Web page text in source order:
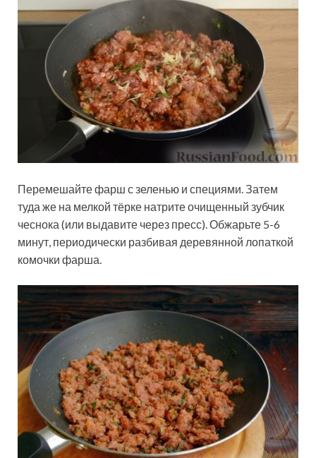
Перемешайте фарш с зеленью и специями. Затем
туда же на мелкой тёрке натрите очищенный зубчик
чеснока (или выдавите через пресс). Обжарьте 5-6
минут, периодически разбивая деревянной лопаткой
комочки фарша.